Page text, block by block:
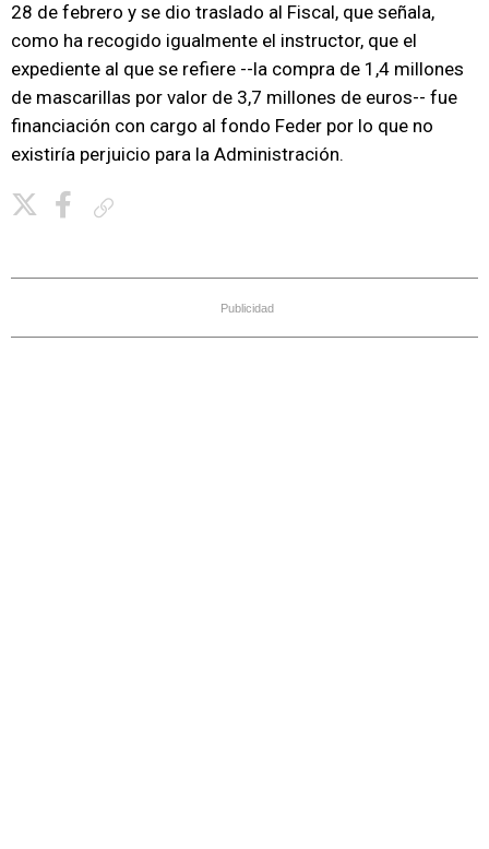
28 de febrero y se dio traslado al Fiscal, que señala,
como ha recogido igualmente el instructor, que el
expediente al que se refiere --la compra de 1,4 millones
de mascarillas por valor de 3,7 millones de euros-- fue
financiación con cargo al fondo Feder por lo que no
existiría perjuicio para la Administración.
Publicidad